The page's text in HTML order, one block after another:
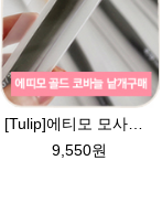
[Tulip]에티모 모사용 코바늘 골드 낱개구매 /수입명품 코바늘/튤립 코바늘/코바늘/손뜨개 100%정품 일본수입수입코바늘가격파괴 /에띠모 골드 모사용 코바늘
9,550원